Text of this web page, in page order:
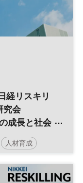
経リスキリ
究会
成長と社会
人材育成